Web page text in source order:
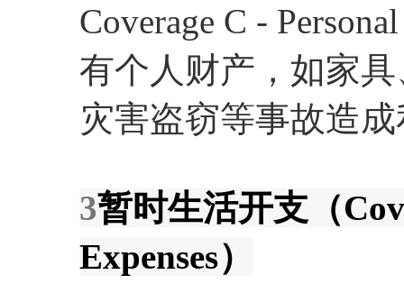
Coverage C -
有个人财产，如家
灾害盗窃等事故造
3暂时生活开支（
Expenses）